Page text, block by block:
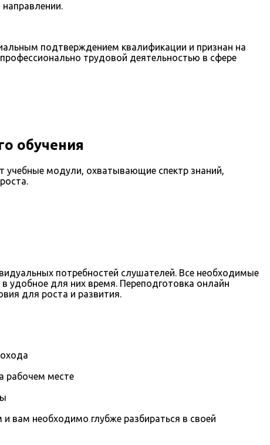
подтверждением квалификации и признан на
трудовой деятельностью в сфере
обучения
учебные модули, охватывающие спектр знаний,
потребностей слушателей. Все необходимые
удобное для них время. Переподготовка онлайн
для роста и развития.
рабочем месте
вам необходимо глубже разбираться в своей